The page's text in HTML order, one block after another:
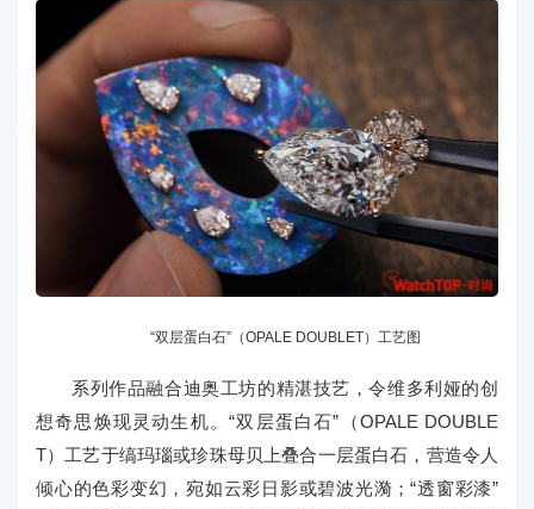
“双层蛋白石”（OPALE DOUBLET）工艺图
系列作品融合迪奥工坊的精湛技艺，令维多利娅的创
想奇思焕现灵动生机。“双层蛋白石”（OPALE DOUBLE
T）工艺于缟玛瑙或珍珠母贝上叠合一层蛋白石，营造令人
倾心的色彩变幻，宛如云彩日影或碧波光漪；“透窗彩漆”